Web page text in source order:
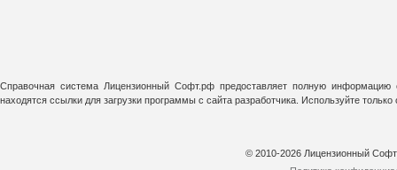
Справочная система Лицензионный Софт.рф предоставляет полную
находятся ссылки для загрузки программы с сайта разработчика. Используйте
© 2010-2026 Лицензионный